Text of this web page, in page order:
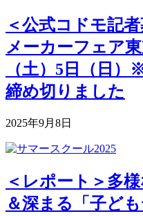
＜公式コドモ記
メーカーフェア東
（土）5日（日
締め切りました
2025年9月8日
＜レポート＞多
＆深まる「子ど